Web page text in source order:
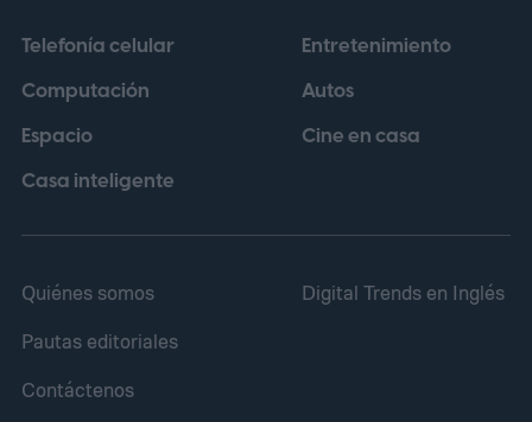
perspectiva, una película puede no cumplir
sus objetivos en taquilla y, aun así,
contribuir a otras áreas del conglomerado.
Telefonía celular
Computación
Espacio
Casa inteligente
Entretenimiento
Autos
Cine en casa
Quiénes somos
Pautas editoriales
Contáctenos
Digital Trends en Inglés